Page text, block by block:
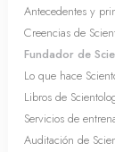
Antecedentes y
Creencias de
Fundador de
Lo que hace
Libros de
Servicios de
Auditación de